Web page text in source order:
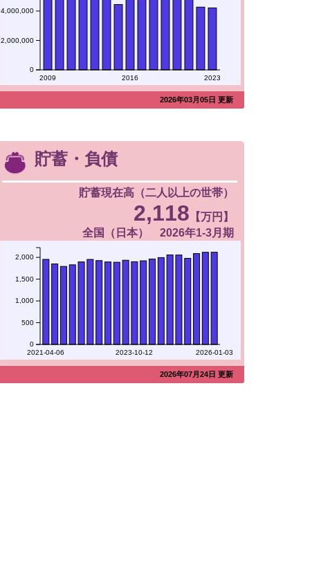
2009 2016 2023
0
2,000,000
4,000,000
2026年03月05日 更新
貯蓄・負債
貯蓄現在高（二人以上の世帯）
2,118 【万円】
全国（日本） 2026年1-3月期
2021-04-06 2023-10-12 2026-01-03
0
500
1,000
1,500
2,000
2026年07月24日 更新